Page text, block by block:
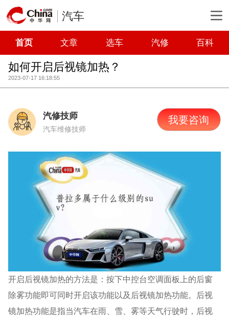
汽车
首页 文章 选车 汽修 百科
如何开启后视镜加热？
2023-07-17 16:18:55
汽修技师
汽车维修技师
我要咨询
开启后视镜加热的方法是：按下中控台空调面板上的后窗
除雾功能即可同时开启该功能以及后视镜加热功能。后视
镜加热功能是指当汽车在雨、雪、雾等天气行驶时，后视